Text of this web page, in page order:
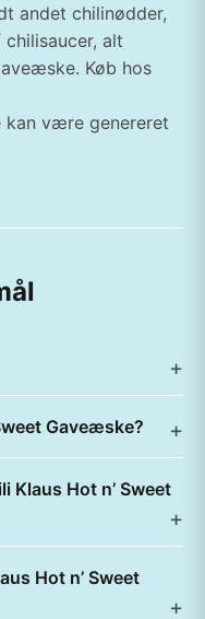
andet chilinødder,
alt
Køb hos
kan være genereret
Gaveæske?
Klaus Hot n’ Sweet
Hot n’ Sweet